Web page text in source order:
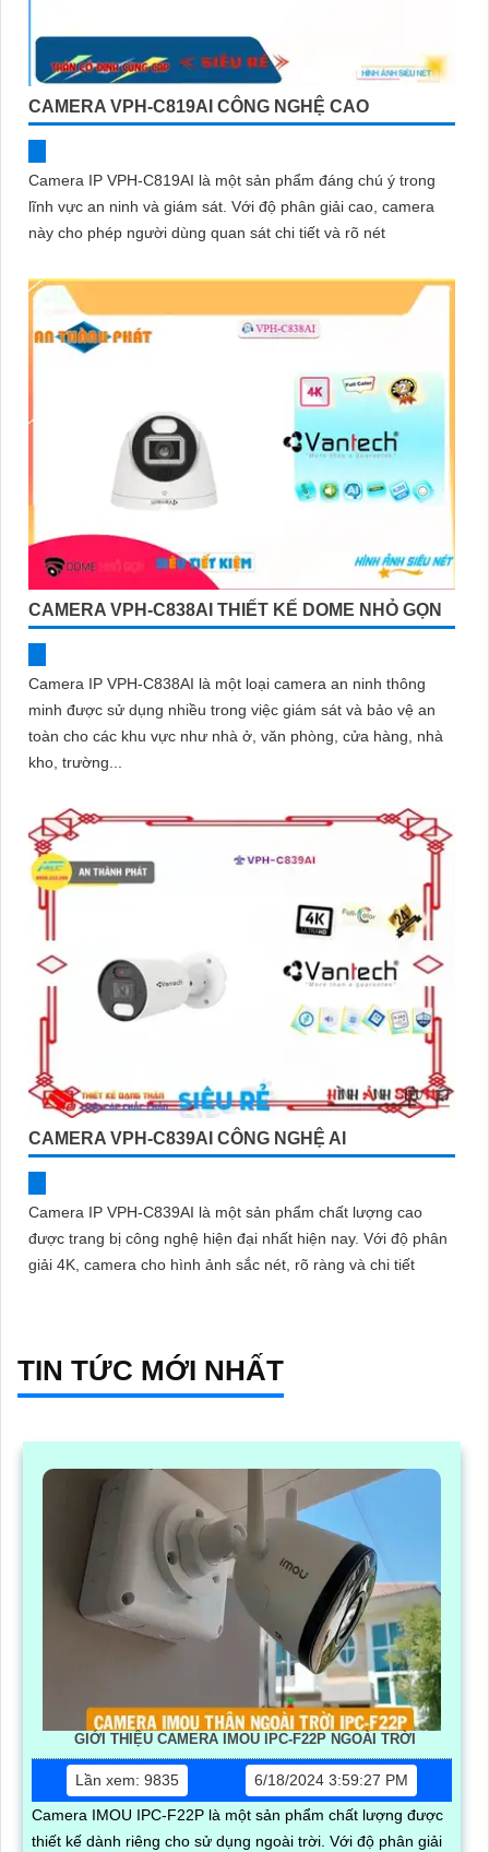
CAMERA VPH-C819AI CÔNG NGHỆ CAO
Camera IP VPH-C819AI là một sản phẩm đáng chú ý trong
lĩnh vực an ninh và giám sát. Với độ phân giải cao, camera
này cho phép người dùng quan sát chi tiết và rõ nét
CAMERA VPH-C838AI THIẾT KẾ DOME NHỎ GỌN
Camera IP VPH-C838AI là một loại camera an ninh thông
minh được sử dụng nhiều trong việc giám sát và bảo vệ an
toàn cho các khu vực như nhà ở, văn phòng, cửa hàng, nhà
kho, trường...
CAMERA VPH-C839AI CÔNG NGHỆ AI
Camera IP VPH-C839AI là một sản phẩm chất lượng cao
được trang bị công nghệ hiện đại nhất hiện nay. Với độ phân
giải 4K, camera cho hình ảnh sắc nét, rõ ràng và chi tiết
TIN TỨC MỚI NHẤT
GIỚI THIỆU CAMERA IMOU IPC-F22P NGOÀI TRỜI
Lần xem: 9835
6/18/2024 3:59:27 PM
Camera IMOU IPC-F22P là một sản phẩm chất lượng được
thiết kế dành riêng cho sử dụng ngoài trời. Với độ phân giải